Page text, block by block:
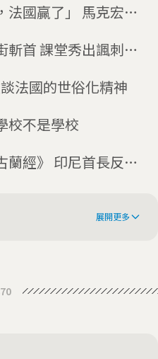
了」 馬克宏擊
出諷刺伊
法國的世俗化精神
校不是學校
蘭經》 印尼首長反遭
展開更多